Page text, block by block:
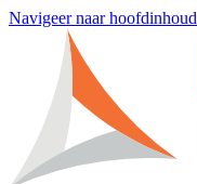
Navigeer naar hoofdinhoud